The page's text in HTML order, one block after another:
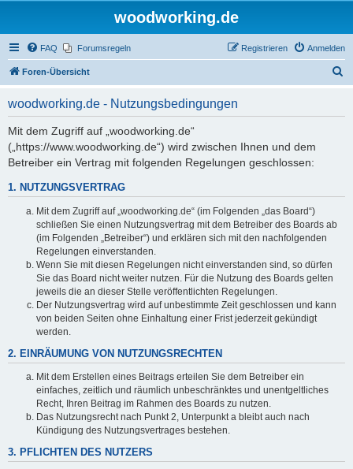
woodworking.de
FAQ Forumsregeln Anmelden
Registrieren
Foren-Übersicht
woodworking.de - Nutzungsbedingungen
Mit dem Zugriff auf „woodworking.de“
(„https://www.woodworking.de“) wird zwischen Ihnen und dem
Betreiber ein Vertrag mit folgenden Regelungen geschlossen:
1. NUTZUNGSVERTRAG
Mit dem Zugriff auf „woodworking.de“ (im Folgenden „das Board“)
schließen Sie einen Nutzungsvertrag mit dem Betreiber des Boards ab
(im Folgenden „Betreiber“) und erklären sich mit den nachfolgenden
Regelungen einverstanden.
Wenn Sie mit diesen Regelungen nicht einverstanden sind, so dürfen
Sie das Board nicht weiter nutzen. Für die Nutzung des Boards gelten
jeweils die an dieser Stelle veröffentlichten Regelungen.
Der Nutzungsvertrag wird auf unbestimmte Zeit geschlossen und kann
von beiden Seiten ohne Einhaltung einer Frist jederzeit gekündigt
werden.
2. EINRÄUMUNG VON NUTZUNGSRECHTEN
Mit dem Erstellen eines Beitrags erteilen Sie dem Betreiber ein
einfaches, zeitlich und räumlich unbeschränktes und unentgeltliches
Recht, Ihren Beitrag im Rahmen des Boards zu nutzen.
Das Nutzungsrecht nach Punkt 2, Unterpunkt a bleibt auch nach
Kündigung des Nutzungsvertrages bestehen.
3. PFLICHTEN DES NUTZERS